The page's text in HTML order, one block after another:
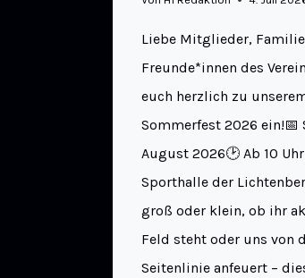
Liebe Mitglieder,
Freunde*innen des
euch herzlich zu
Sommerfest 2026 ein!📅
August 2026🕑 Ab 10
Sporthalle der
groß oder klein, ob ihr
Feld steht oder uns von
Seitenlinie anfeuert –